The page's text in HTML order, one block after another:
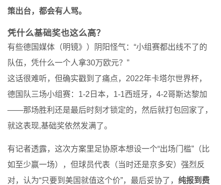
策出台，都会有人骂。
凭什么基础奖也这么高？
有些德国媒体（明镜》）阴阳怪气：“小组赛都出线不了的
队伍，凭什么一个人拿30万欧元？”
这话很难听，但确实戳到了痛点，2022年卡塔尔世界杯，
德国队三场小组赛：1-2日本，1-1西班牙，4-2哥斯达黎加
——那场胜利还是最后时刻才锁定的，然后就打包回家了，
就这表现,基础奖依然发满了。
有记者透露，这次方案里足协原本想设一个“出场门槛”（比
如至少赢一场），但球员代表（当时还是京多安）强烈反
对，认为“只要到美国就值这个价”，最后妥协了， 纯报到费